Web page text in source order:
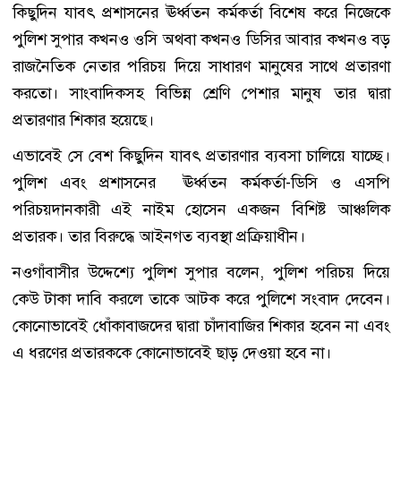
কিছুদিন যাবৎ প্রশাসনের ঊর্ধ্বতন কর্মকর্তা বিশেষ করে নিজেকে
পুলিশ সুপার কখনও ওসি অথবা কখনও ডিসির আবার কখনও বড়
রাজনৈতিক নেতার পরিচয় দিয়ে সাধারণ মানুষের সাথে প্রতারণা
করতো। সাংবাদিকসহ বিভিন্ন শ্রেণি পেশার মানুষ তার দ্বারা
প্রতারণার শিকার হয়েছে।
এভাবেই সে বেশ কিছুদিন যাবৎ প্রতারণার ব্যবসা চালিয়ে যাচ্ছে।
পুলিশ এবং প্রশাসনের ঊর্ধ্বতন কর্মকর্তা-ডিসি ও এসপি
পরিচয়দানকারী এই নাইম হোসেন একজন বিশিষ্ট আঞ্চলিক
প্রতারক। তার বিরুদ্ধে আইনগত ব্যবস্থা প্রক্রিয়াধীন।
নওগাঁবাসীর উদ্দেশ্যে পুলিশ সুপার বলেন, পুলিশ পরিচয় দিয়ে
কেউ টাকা দাবি করলে তাকে আটক করে পুলিশে সংবাদ দেবেন।
কোনোভাবেই ধোঁকাবাজদের দ্বারা চাঁদাবাজির শিকার হবেন না এবং
এ ধরণের প্রতারককে কোনোভাবেই ছাড় দেওয়া হবে না।